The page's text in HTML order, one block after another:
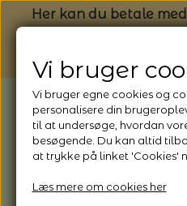
Her kan du betale
BEMÆRK:
1/8 - 9/8 - 2026
*Webshoppen er
afhentning
Vi bruger
Vi bruger egne cookies og
personalisere din
til at undersøge, hvordan
besøgende. Du kan altid
at trykke på linket 'Cookies'
Læs mere om cookies her